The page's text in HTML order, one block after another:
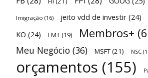
Imigração (16) jeito vdd de investir (24)
KO (24) LMT (19) Membros+
Meu Negócio (36) MSFT(21) NSC
orçamentos (155)